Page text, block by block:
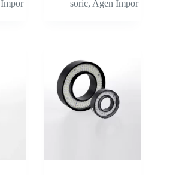
soric, Agen Impor